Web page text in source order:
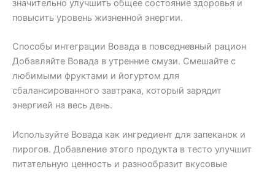
значительно улучшить общее состояние здоровья и
повысить уровень жизненной энергии.
Способы интеграции Вовада в повседневный рацион
Добавляйте Вовада в утренние смузи. Смешайте с
любимыми фруктами и йогуртом для
сбалансированного завтрака, который зарядит
энергией на весь день.
Используйте Вовада как ингредиент для запеканок и
пирогов. Добавление этого продукта в тесто улучшит
питательную ценность и разнообразит вкусовые